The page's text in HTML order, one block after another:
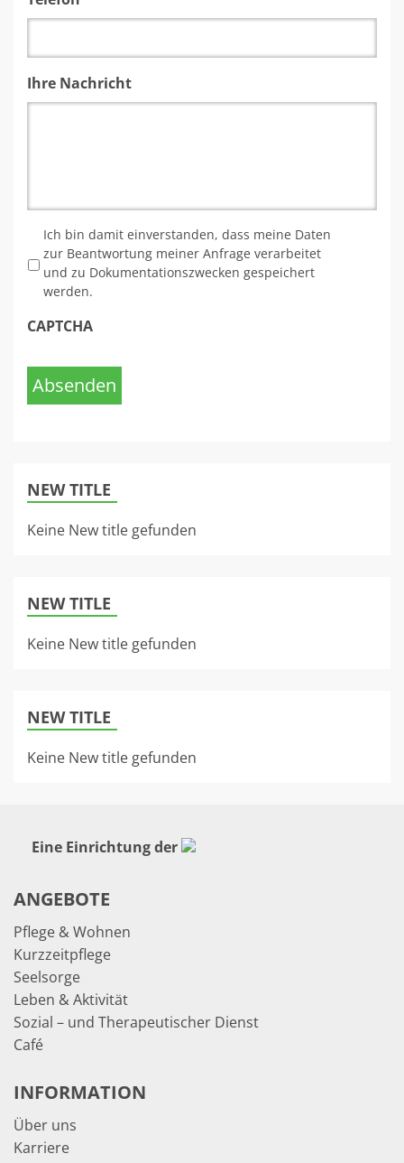
Ihre Nachricht
Ich bin damit einverstanden, dass meine Daten
zur Beantwortung meiner Anfrage verarbeitet
und zu Dokumentationszwecken gespeichert
werden.
CAPTCHA
Absenden
NEW TITLE
Keine New title gefunden
NEW TITLE
Keine New title gefunden
NEW TITLE
Keine New title gefunden
Eine Einrichtung der
ANGEBOTE
Pflege & Wohnen
Kurzzeitpflege
Seelsorge
Leben & Aktivität
Sozial – und Therapeutischer Dienst
Café
INFORMATION
Über uns
Karriere